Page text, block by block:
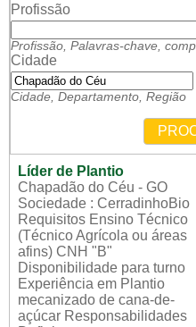
Profissão
Profissão, Palavras-chave,
Cidade
Cidade, Departamento, Região
Líder de Plantio
Chapadão do Céu - GO
Sociedade : CerradinhoBio
Requisitos Ensino Técnico
(Técnico Agrícola ou áreas
afins) CNH "B"
Disponibilidade para turno
Experiência em Plantio
mecanizado de cana-de-
açúcar Responsabilidades